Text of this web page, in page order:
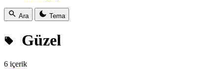
Ara Tema
Güzel
6 içerik